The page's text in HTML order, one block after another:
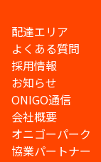
配達エリア
よくある質問
採用情報
お知らせ
ONIGO通信
会社概要
オニゴーパーク
協業パートナー